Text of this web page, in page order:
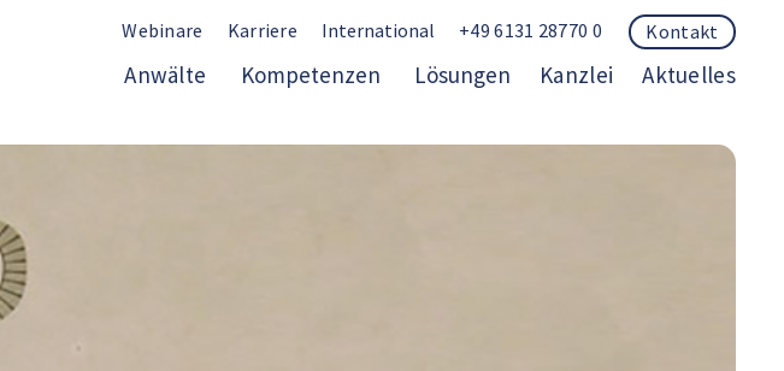
Webinare Karriere International +49 6131 28770 0 Kontakt
Anwälte Kompetenzen Lösungen Kanzlei Aktuelles